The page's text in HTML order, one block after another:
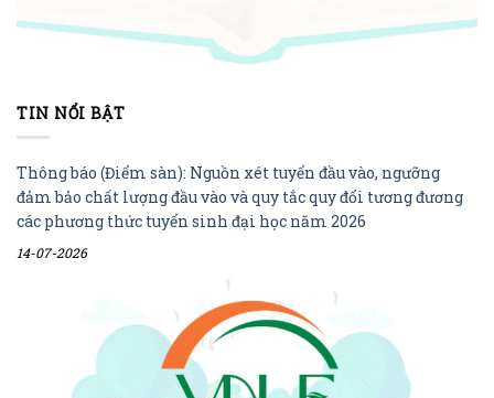
TIN NỔI BẬT
Thông báo (Điểm sàn): Nguồn xét tuyển đầu vào, ngưỡng
đảm bảo chất lượng đầu vào và quy tắc quy đổi tương đương
các phương thức tuyển sinh đại học năm 2026
14-07-2026